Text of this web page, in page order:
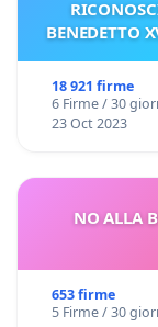
BENEDETTO
18 921 firme
6 Firme / 30
23 Oct 2023
NO ALLA
653 firme
5 Firme / 30